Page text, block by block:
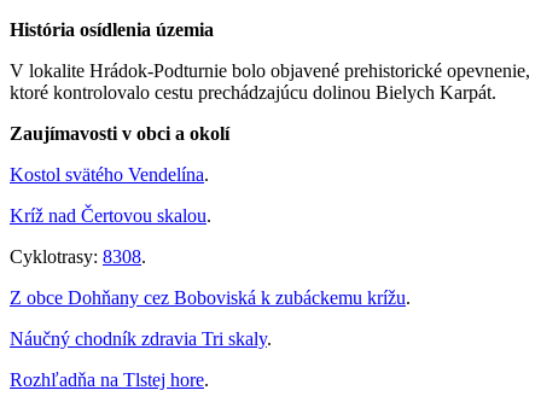
História osídlenia územia
V lokalite Hrádok-Podturnie bolo objavené prehistorické opevnenie,
ktoré kontrolovalo cestu prechádzajúcu dolinou Bielych Karpát.
Zaujímavosti v obci a okolí
Kostol svätého Vendelína.
Kríž nad Čertovou skalou.
Cyklotrasy: 8308.
Z obce Dohňany cez Boboviská k zubáckemu krížu.
Náučný chodník zdravia Tri skaly.
Rozhľadňa na Tlstej hore.